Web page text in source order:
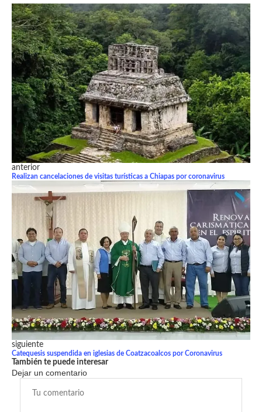
anterior
Realizan cancelaciones de visitas turísticas a Chiapas por coronavirus
siguiente
Catequesis suspendida en iglesias de Coatzacoalcos por Coronavirus
También te puede interesar
Dejar un comentario